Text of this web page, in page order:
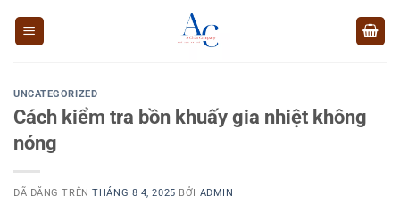
UNCATEGORIZED
Cách kiểm tra bồn khuấy gia nhiệt không
nóng
ĐÃ ĐĂNG TRÊNTHÁNG 8 4, 2025 BỞI ADMIN